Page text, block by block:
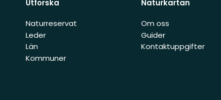
Utforska
Naturreservat
Leder
Län
Kommuner
Naturkartan
Om oss
Guider
Kontaktuppgifter